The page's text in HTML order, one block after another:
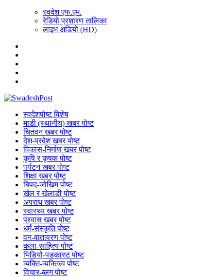
स्वदेश एफ.एम.
रेडियो प्रशारण तालिका
लाइभ अडियो (HD)
स्वदेशपोष्ट विशेष
माडी (स्थानीय) खबर पोष्ट
चितवन खबर पोष्ट
देश-प्रदेश खबर पोष्ट
विकास-निर्माण खबर पोष्ट
कृषि र कृषक पोष्ट
पर्यटन खबर पोष्ट
शिक्षा खबर पोष्ट
बिपद-जोखिम पोष्ट
खेल र खेलाडी पोष्ट
अपराध खबर पोष्ट
स्वास्थ्य खबर पोष्ट
प्रवास खबर पोष्ट
धर्म-संस्कृति पोष्ट
वन-वातावरण पोष्ट
कला-साहित्य पोष्ट
भिडियो-पडकास्ट पोष्ट
व्यक्ति-व्यक्तित्व पोष्ट
विचार-ब्लग पोष्ट